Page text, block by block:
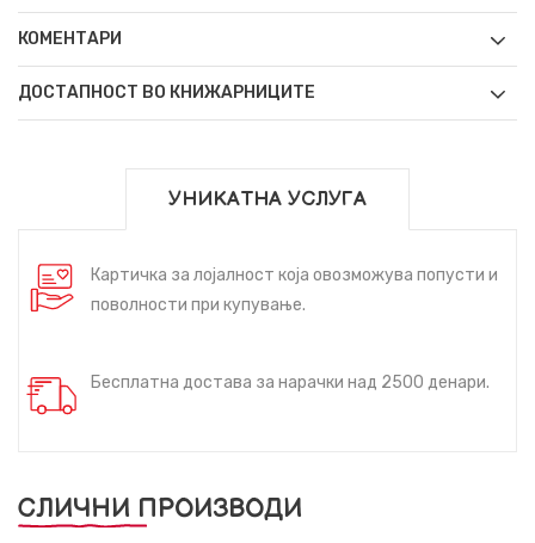
КОМЕНТАРИ
ДОСТАПНОСТ ВО КНИЖАРНИЦИТЕ
УНИКАТНА УСЛУГА
Картичка за лојалност која овозможува попусти и
поволности при купување.
Бесплатна достава за нарачки над 2500 денари.
СЛИЧНИ ПРОИЗВОДИ